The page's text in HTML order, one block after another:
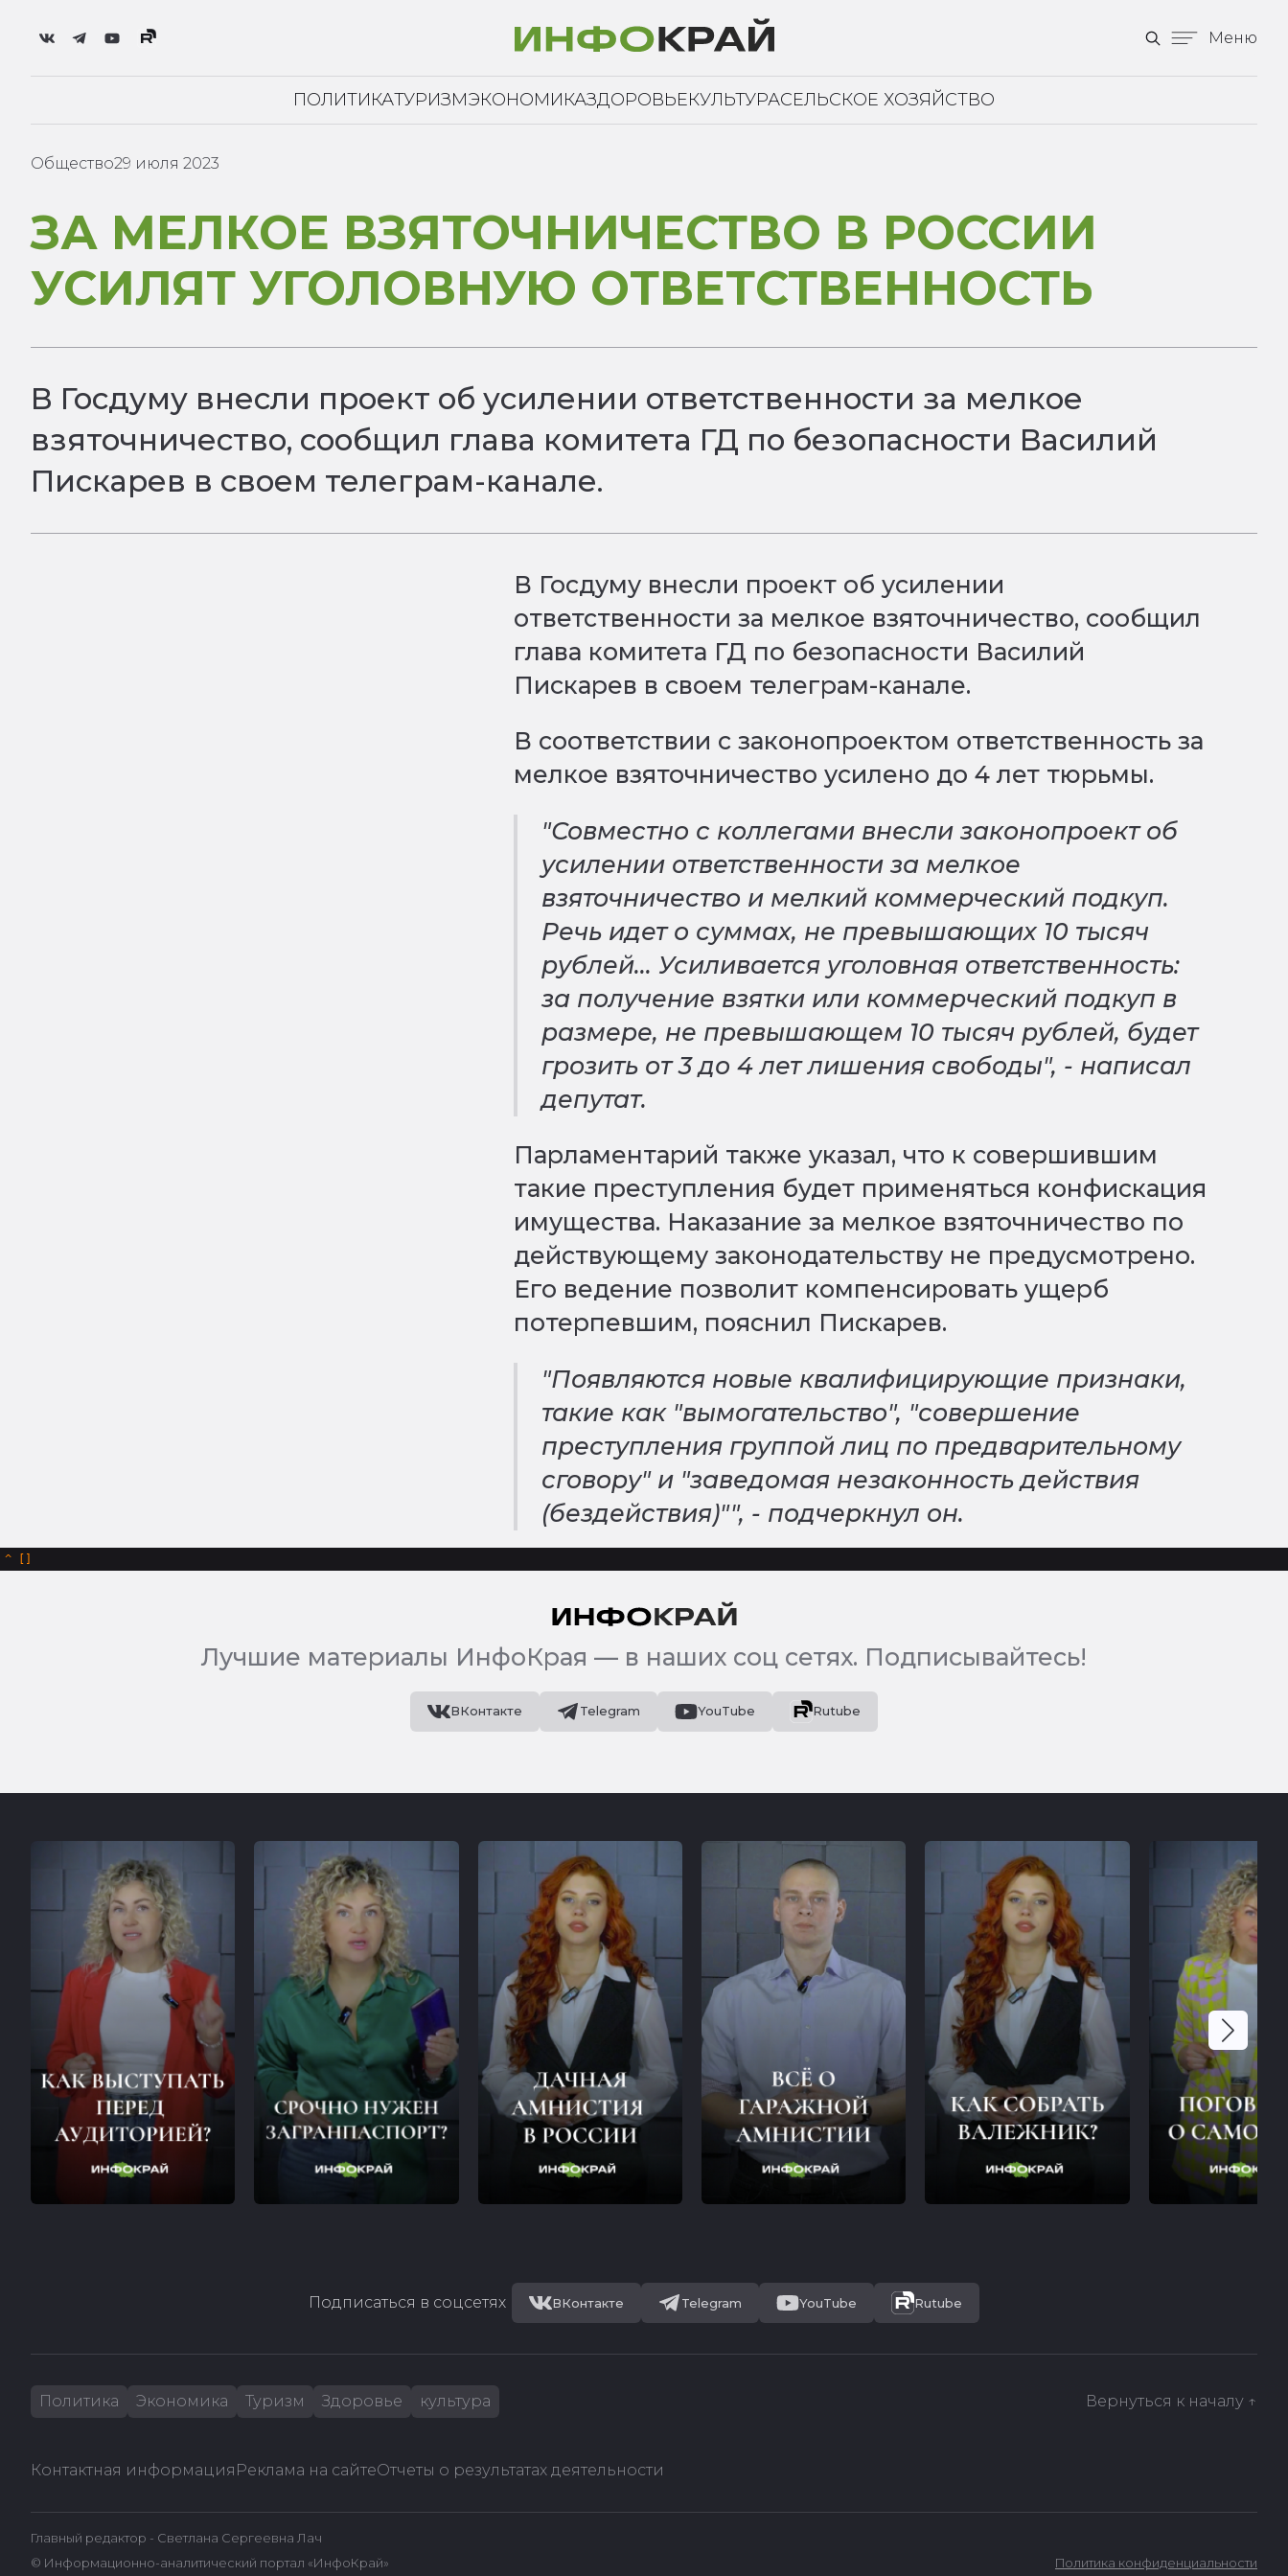
Меню
ПОЛИТИКАТУРИЗМЭКОНОМИКАЗДОРОВЬЕКУЛЬТУРАСЕЛЬСКОЕ ХОЗЯЙСТВО
Общество29 июля 2023
ЗА МЕЛКОЕ ВЗЯТОЧНИЧЕСТВО В РОССИИ
УСИЛЯТ УГОЛОВНУЮ ОТВЕТСТВЕННОСТЬ
В Госдуму внесли проект об усилении ответственности за мелкое
взяточничество, сообщил глава комитета ГД по безопасности Василий
Пискарев в своем телеграм-канале.
В Госдуму внесли проект об усилении
ответственности за мелкое взяточничество, сообщил
глава комитета ГД по безопасности Василий
Пискарев в своем телеграм-канале.
В соответствии с законопроектом ответственность за
мелкое взяточничество усилено до 4 лет тюрьмы.
"Совместно с коллегами внесли законопроект об
усилении ответственности за мелкое
взяточничество и мелкий коммерческий подкуп.
Речь идет о суммах, не превышающих 10 тысяч
рублей... Усиливается уголовная ответственность:
за получение взятки или коммерческий подкуп в
размере, не превышающем 10 тысяч рублей, будет
грозить от 3 до 4 лет лишения свободы", - написал
депутат.
Парламентарий также указал, что к совершившим
такие преступления будет применяться конфискация
имущества. Наказание за мелкое взяточничество по
действующему законодательству не предусмотрено.
Его ведение позволит компенсировать ущерб
потерпевшим, пояснил Пискарев.
"Появляются новые квалифицирующие признаки,
такие как "вымогательство", "совершение
преступления группой лиц по предварительному
сговору" и "заведомая незаконность действия
(бездействия)"", - подчеркнул он.
^
Лучшие материалы ИнфоКрая — в наших соц сетях. Подписывайтесь!
ВКонтакте Telegram YouTube Rutube
Подписаться в соцсетях ВКонтакте Telegram YouTube Rutube
Политика Экономика Туризм Здоровье культура Вернуться к началу ↑
Контактная информация Реклама на сайтеОтчеты о результатах деятельности
Главный редактор - Светлана Сергеевна Лач
© Информационно-аналитический портал «ИнфоКрай»
Политика конфиденциальности